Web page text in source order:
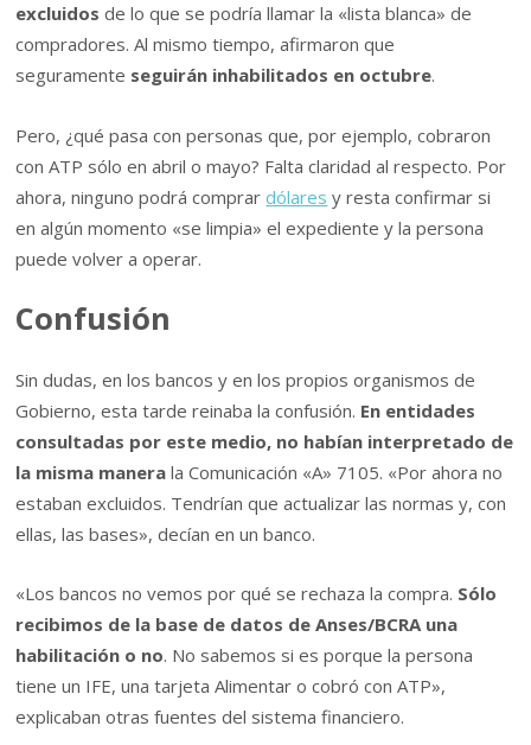
excluidos de lo que se podría llamar la «lista blanca» de
compradores. Al mismo tiempo, afirmaron que
seguramente seguirán inhabilitados en octubre.
Pero, ¿qué pasa con personas que, por ejemplo, cobraron
con ATP sólo en abril o mayo? Falta claridad al respecto. Por
ahora, ninguno podrá comprardólares y resta confirmar si
en algún momento «se limpia» el expediente y la persona
puede volver a operar.
Confusión
Sin dudas, en los bancos y en los propios organismos de
Gobierno, esta tarde reinaba la confusión. En entidades
consultadas por este medio, no habían interpretado de
la misma manera la Comunicación «A» 7105. «Por ahora no
estaban excluidos. Tendrían que actualizar las normas y, con
ellas, las bases», decían en un banco.
«Los bancos no vemos por qué se rechaza la compra. Sólo
recibimos de la base de datos de Anses/BCRA una
habilitación o no. No sabemos si es porque la persona
tiene un IFE, una tarjeta Alimentar o cobró con ATP»,
explicaban otras fuentes del sistema financiero.